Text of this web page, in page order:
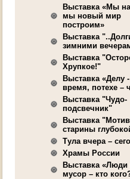
Выставка «Мы
мы новый мир
построим»
Выставка
зимними
Выставка
Хрупкое!"
Выставка «Делу -
время, потехе –
Выставка "Чудо-
подсвечник"
Выставка
старины
Тула вчера –
Храмы России
Выставка «Люди
мусор – кто